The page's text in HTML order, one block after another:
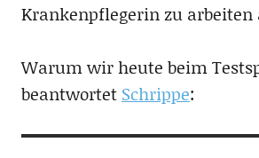
Krankenpflegerin zu
Warum wir heute beim
beantwortet Schrippe: